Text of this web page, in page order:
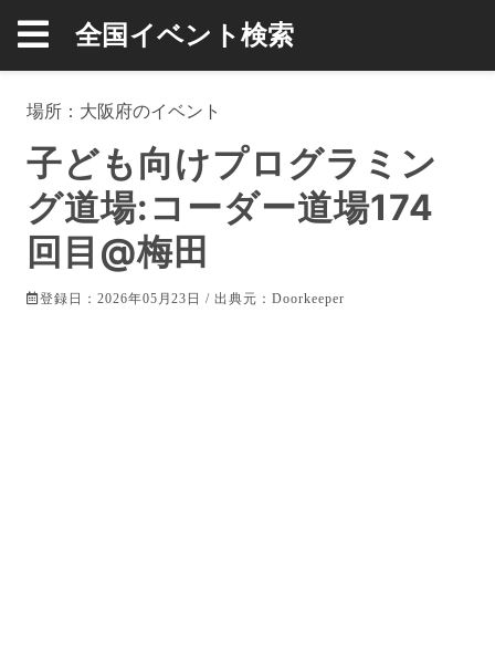
全国イベント検索
場所： 大阪府のイベント
子ども向けプログラミン
グ道場:コーダー道場174
回目@梅田
登録日：2026年05月23日 / 出典元：Doorkeeper